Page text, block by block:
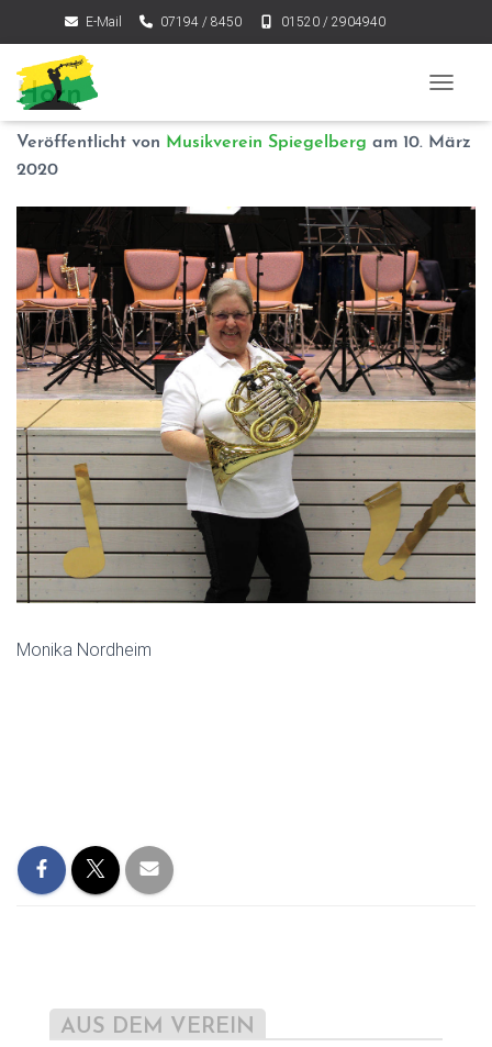
E-Mail 07194 / 8450 01520 / 2904940
Horn
Veröffentlicht von Musikverein Spiegelberg am 10. März
2020
Monika Nordheim
AUS DEM VEREIN